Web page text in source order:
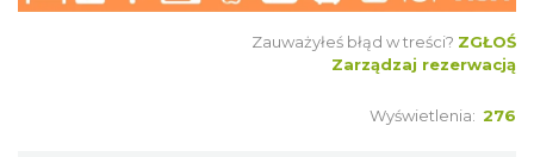
Zauważyłeś błąd w treści? ZGŁOŚ
Zarządzaj rezerwacją
Wyświetlenia: 276